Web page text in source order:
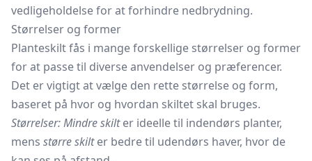
vedligeholdelse for at forhindre nedbrydning.
Størrelser og former
Planteskilt fås i mange forskellige størrelser og former
for at passe til diverse anvendelser og præferencer.
Det er vigtigt at vælge den rette størrelse og form,
baseret på hvor og hvordan skiltet skal bruges.
Størrelser: Mindre skilter ideelle til indendørs planter,
mens større skilter bedre til udendørs haver, hvor de